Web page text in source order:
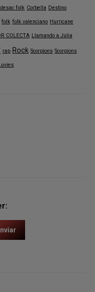
folk Corbella Destino
folk folk valenciano Hurricane
COLECTA Llamando a Julia
rap Rock Scorpions Scorpions